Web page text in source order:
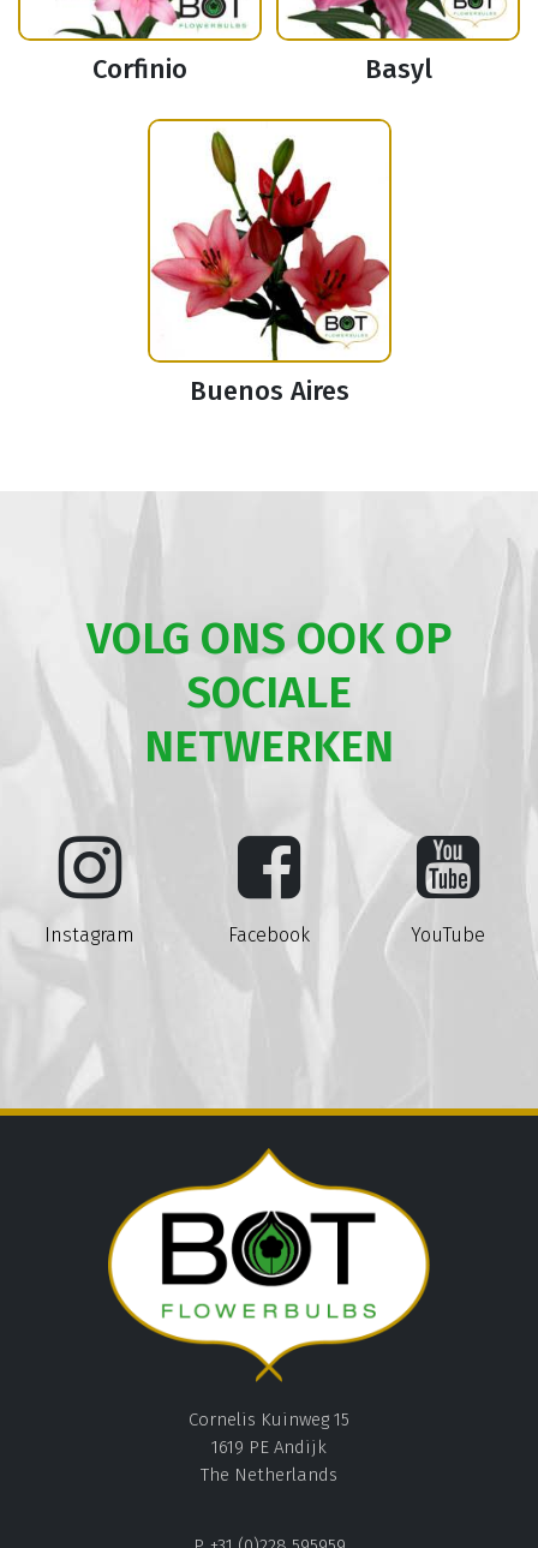
Corfinio Basyl
Buenos Aires
VOLG ONS OOK OP
SOCIALE
NETWERKEN
Instagram Facebook YouTube
Cornelis Kuinweg 15
1619 PE Andijk
The Netherlands